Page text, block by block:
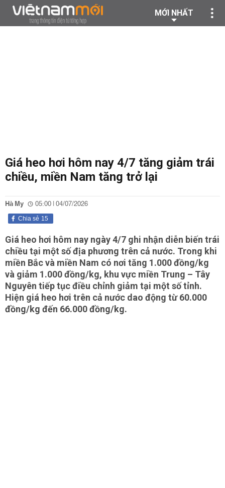
MỚI NHẤT
Giá heo hơi hôm nay 4/7 tăng giảm trái
chiều, miền Nam tăng trở lại
Hà My 05:00 | 04/07/2026
15
Chia sẻ
Giá heo hơi hôm nay ngày 4/7 ghi nhận diễn biến trái
chiều tại một số địa phương trên cả nước. Trong khi
miền Bắc và miền Nam có nơi tăng 1.000 đồng/kg
và giảm 1.000 đồng/kg, khu vực miền Trung – Tây
Nguyên tiếp tục điều chỉnh giảm tại một số tỉnh.
Hiện giá heo hơi trên cả nước dao động từ 60.000
đồng/kg đến 66.000 đồng/kg.